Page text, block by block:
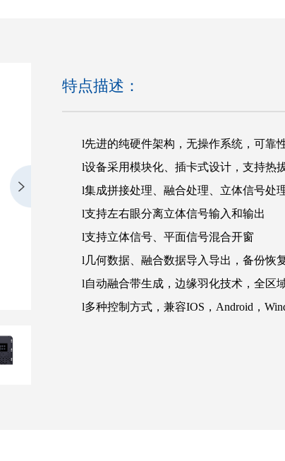
特点描述：
l先进的纯硬件架构，无操作系统，可靠
l设备采用模块化、插卡式设计，支持热
l集成拼接处理、融合处理、立体信号处
l支持左右眼分离立体信号输入和输出
l支持立体信号、平面信号混合开窗
l 几何数据、融合数据导入导出，备份恢
l自动融合带生成，边缘羽化技术，全区
l多种控制方式，兼容IOS，Android，